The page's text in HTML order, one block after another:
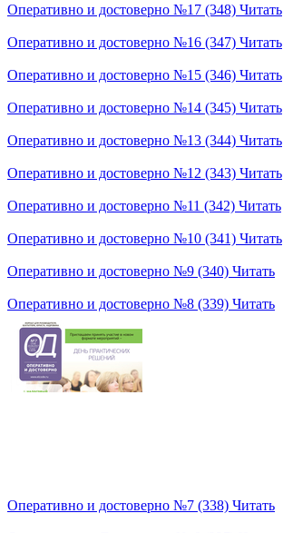
Оперативно и достоверно №17 (348) Читать
Оперативно и достоверно №16 (347) Читать
Оперативно и достоверно №15 (346) Читать
Оперативно и достоверно №14 (345) Читать
Оперативно и достоверно №13 (344) Читать
Оперативно и достоверно №12 (343) Читать
Оперативно и достоверно №11 (342) Читать
Оперативно и достоверно №10 (341) Читать
Оперативно и достоверно №9 (340) Читать
Оперативно и достоверно №8 (339) Читать
Оперативно и достоверно №7 (338) Читать